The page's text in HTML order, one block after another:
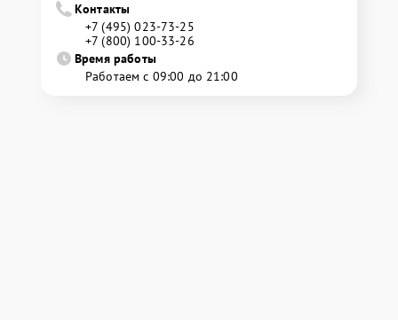
Контакты
+7 (495) 023-73-25
+7 (800) 100-33-26
Время работы
Работаем с 09:00 до 21:00